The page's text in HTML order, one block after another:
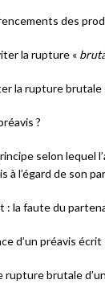
des
la rupture «
la rupture brutale
?
selon lequel
à l’égard de son
: la faute du
d’un préavis écrit
brutale